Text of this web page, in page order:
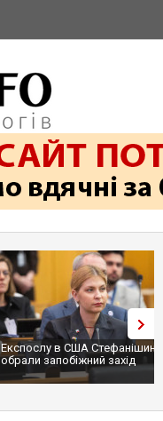
Експослу в США
обрали запобіжний захід